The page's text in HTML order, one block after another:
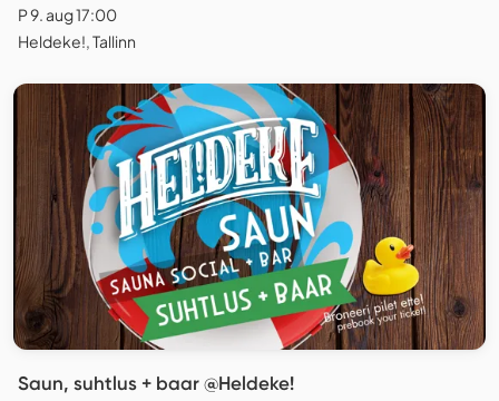
P 9. aug 17:00
Heldeke!, Tallinn
Saun, suhtlus + baar @Heldeke!